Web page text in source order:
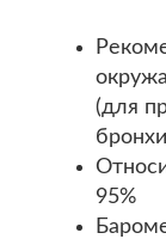
(для
95%